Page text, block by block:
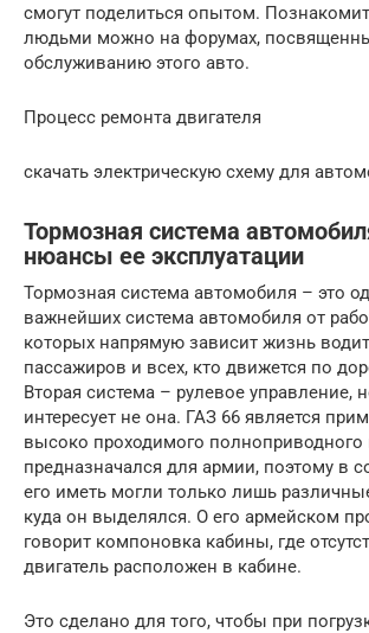
смогут поделиться опытом.
людьми можно на форумах,
обслуживанию этого авто.
Процесс ремонта двигателя
скачать электрическую схему для
Тормозная система
нюансы ее эксплуатации
Тормозная система автомобиля – это
важнейших система автомобиля от
которых напрямую зависит жизнь
пассажиров и всех, кто движется по
Вторая система – рулевое управление,
интересует не она. ГАЗ 66 является
высоко проходимого полноприводного
предназначался для армии, поэтому в
его иметь могли только лишь
куда он выделялся. О его армейском
говорит компоновка кабины, где
двигатель расположен в кабине.
Это сделано для того, чтобы при